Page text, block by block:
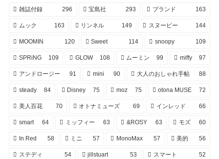
雑誌付録 296 宝島社 293 ブランド 163
ムック 163 リンネル 149 スヌーピー 144
MOOMIN 120 Sweet 114 snoopy 109
SPRiNG 109 GLOW 108 ムーミン 99 miffy 97
アンドロージー 91 mini 90 大人のおしゃれ手帖 88
steady 84 Disney 75 moz 75 otona MUSE 72
美人百花 70 オトナミューズ 69 インレッド 66
smart 64 ミッフィー 63 &ROSY 63 モズ 60
In Red 58 ミニ 57 MonoMax 57 美的 56
ステディ 54 jillstuart 53 スマート 52